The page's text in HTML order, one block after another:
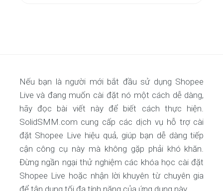
Nếu bạn là người mới bắt đầu sử dụng Shopee
Live và đang muốn cài đặt nó một cách dễ dàng,
hãy đọc bài viết này để biết cách thực hiện.
SolidSMM.com cung cấp các dịch vụ hỗ trợ cài
đặt Shopee Live hiệu quả, giúp bạn dễ dàng tiếp
cận công cụ này mà không gặp phải khó khăn.
Đừng ngần ngại thử nghiệm các khóa học cài đặt
Shopee Live hoặc nhận lời khuyên từ chuyên gia
để tận dụng tối đa tính năng của ứng dụng này.